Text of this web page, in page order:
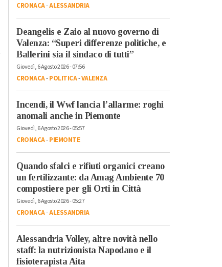
CRONACA-ALESSANDRIA
Deangelis e Zaio al nuovo governo di
Valenza: “Superi differenze politiche, e
Ballerini sia il sindaco di tutti”
Giovedì, 6 Agosto 2026 - 07:56
CRONACA-POLITICA-VALENZA
Incendi, il Wwf lancia l’allarme: roghi
anomali anche in Piemonte
Giovedì, 6 Agosto 2026 - 05:57
CRONACA-PIEMONTE
Quando sfalci e rifiuti organici creano
un fertilizzante: da Amag Ambiente 70
compostiere per gli Orti in Città
Giovedì, 6 Agosto 2026 - 05:27
CRONACA-ALESSANDRIA
Alessandria Volley, altre novità nello
staff: la nutrizionista Napodano e il
fisioterapista Aita